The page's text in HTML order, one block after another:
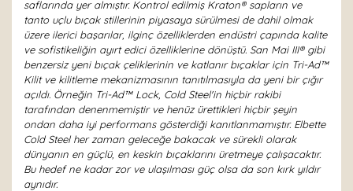
saflarında yer almıştır. Kontrol edilmiş Kraton® sapların ve
tanto uçlu bıçak stillerinin piyasaya sürülmesi de dahil olmak
üzere ilerici başarılar, ilginç özelliklerden endüstri çapında kalite
ve sofistikeliğin ayırt edici özelliklerine dönüştü. San Mai III® gibi
benzersiz yeni bıçak çeliklerinin ve katlanır bıçaklar için Tri-Ad™
Kilit ve kilitleme mekanizmasının tanıtılmasıyla da yeni bir çığır
açıldı. Örneğin Tri-Ad™ Lock, Cold Steel'in hiçbir rakibi
tarafından denenmemiştir ve henüz ürettikleri hiçbir şeyin
ondan daha iyi performans gösterdiği kanıtlanmamıştır. Elbette
Cold Steel her zaman geleceğe bakacak ve sürekli olarak
dünyanın en güçlü, en keskin bıçaklarını üretmeye çalışacaktır.
Bu hedef ne kadar zor ve ulaşılması güç olsa da son kırk yıldır
aynıdır.